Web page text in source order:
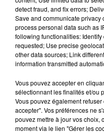
detect fraud, and fix errors;
Save and communicate
process personal data such as
following functionalities:
requested; Use precise
other data sources; Link
information transmitted
Vous pouvez accepter en
sélectionnant les finalités et/ou
Vous pouvez également
accepter". Vos préférences ne
pouvez mettre à jour vos choix,
moment via le lien "Gérer les